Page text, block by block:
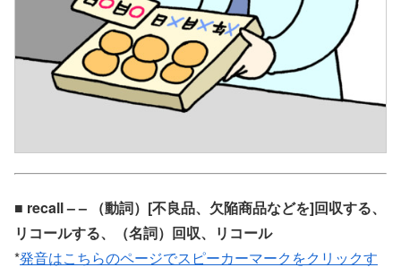
■ recall – – （動詞）[不良品、欠陥商品などを]回収する、
リコールする、（名詞）回収、リコール
*発音はこちらのページでスピーカーマークをクリックす